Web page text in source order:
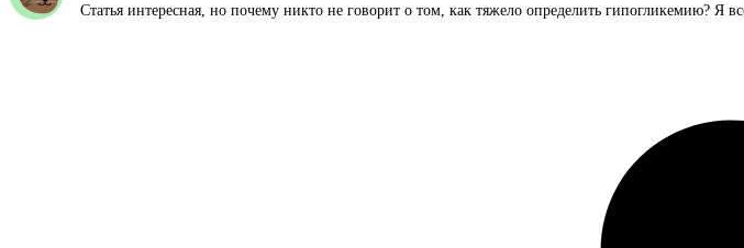
Статья интересная, но почему никто не говорит о том, как тяжело определить гипогликемию? Я